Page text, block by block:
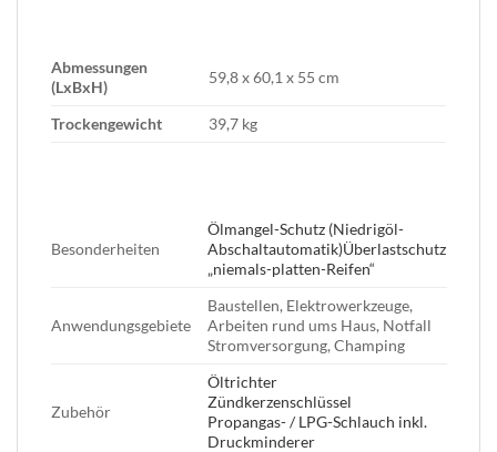
Abmessungen
(LxBxH)
59,8 x 60,1 x 55 cm
Trockengewicht 39,7 kg
Besonderheiten
Ölmangel-Schutz (Niedrigöl-
Abschaltautomatik)Überlastschutz
„niemals-platten-Reifen“
Anwendungsgebiete
Baustellen, Elektrowerkzeuge,
Arbeiten rund ums Haus, Notfall
Stromversorgung, Champing
Zubehör
Öltrichter
Zündkerzenschlüssel
Propangas- / LPG-Schlauch inkl.
Druckminderer